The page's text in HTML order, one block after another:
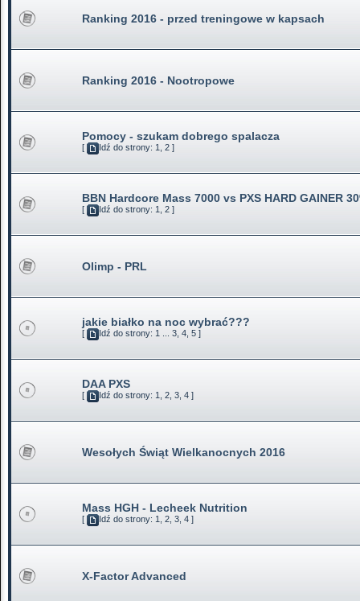
Ranking 2016 - przed treningowe w kapsach
Ranking 2016 - Nootropowe
Pomocy - szukam dobrego spalacza
[ Idź do strony: 1, 2 ]
BBN Hardcore Mass 7000 vs PXS HARD GAINER
[ Idź do strony: 1, 2 ]
Olimp - PRL
jakie białko na noc wybrać???
[ Idź do strony: 1 ... 3, 4, 5 ]
DAA PXS
[ Idź do strony: 1, 2, 3, 4 ]
Wesołych Świąt Wielkanocnych 2016
Mass HGH - Lecheek Nutrition
[ Idź do strony: 1, 2, 3, 4 ]
X-Factor Advanced